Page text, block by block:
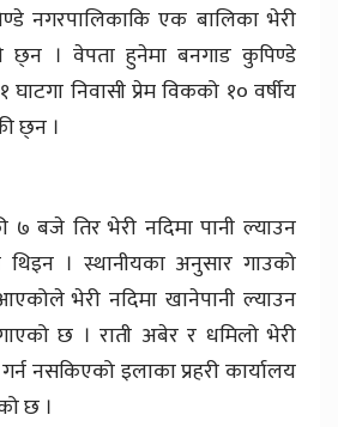
नगरपालिकाकि एक बालिका भेरी
छ्न । वेपता हुनेमा बनगाड कुपिण्डे
निवासी प्रेम विकको १० वर्षीय
छ्न ।
बजे तिर भेरी नदिमा पानी ल्याउन
। स्थानीयका अनुसार गाउको
भेरी नदिमा खानेपानी ल्याउन
छ । राती अबेर र धमिलो भेरी
नसकिएको इलाका प्रहरी कार्यालय
छ ।